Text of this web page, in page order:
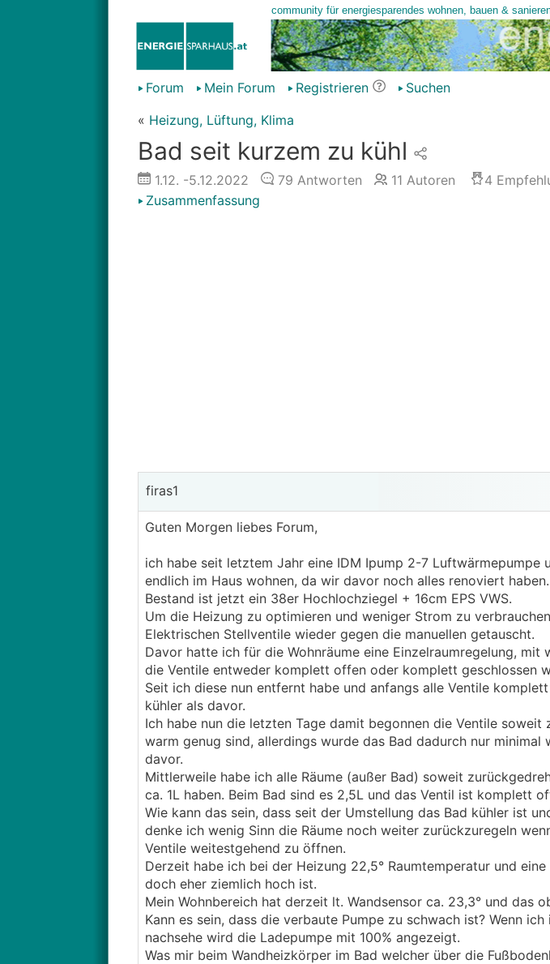
Forum Mein Forum Registrieren
Suchen
« Heizung, Lüftung, Klima
Bad seit kurzem zu kühl
1.12. -5.12.2022 79 Antworten 11 Autoren 4
Zusammenfassung
firas1
Guten Morgen liebes Forum,
ich habe seit letztem Jahr eine IDM Ipump 2-7 Luftwärmepumpe
endlich im Haus wohnen, da wir davor noch alles renoviert haben.
Bestand ist jetzt ein 38er Hochlochziegel + 16cm EPS VWS.
Um die Heizung zu optimieren und weniger Strom zu
Elektrischen Stellventile wieder gegen die manuellen getauscht.
Davor hatte ich für die Wohnräume eine Einzelraumregelung,
die Ventile entweder komplett offen oder komplett geschlossen
Seit ich diese nun entfernt habe und anfangs alle Ventile
kühler als davor.
Ich habe nun die letzten Tage damit begonnen die Ventile soweit
warm genug sind, allerdings wurde das Bad dadurch nur
davor.
Mittlerweile habe ich alle Räume (außer Bad) soweit
ca. 1L haben. Beim Bad sind es 2,5L und das Ventil ist komplett
Wie kann das sein, dass seit der Umstellung das Bad kühler ist
denke ich wenig Sinn die Räume noch weiter zurückzuregeln
Ventile weitestgehend zu öffnen.
Derzeit habe ich bei der Heizung 22,5° Raumtemperatur und
doch eher ziemlich hoch ist.
Mein Wohnbereich hat derzeit lt. Wandsensor ca. 23,3° und das
Kann es sein, dass die verbaute Pumpe zu schwach ist? Wenn
nachsehe wird die Ladepumpe mit 100% angezeigt.
Was mir beim Wandheizkörper im Bad welcher über die